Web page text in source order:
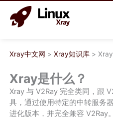
Xray中文网 >Xray知识库 >
Xray是什么？
Xray 与 V2Ray 完全类同，跟
具，通过使用特定的中转服务
进化版本，并完全兼容 V2Ray。